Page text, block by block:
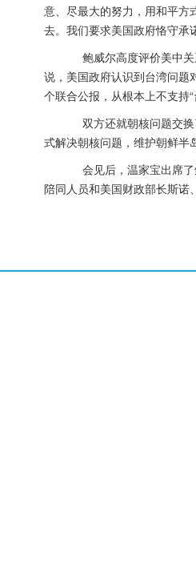
意、尽最大的努力，用和平方
去。我们要求美国政府恪守承
鲍威尔高度评价美中关
说，美国政府认识到台湾问题
个联合公报，从根本上不支持“
双方还就朝核问题交换
式解决朝核问题，维护朝鲜半
会见后，温家宝出席了
陪同人员和美国财政部长斯诺